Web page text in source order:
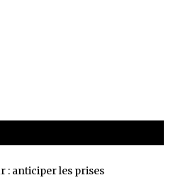
: anticiper les prises